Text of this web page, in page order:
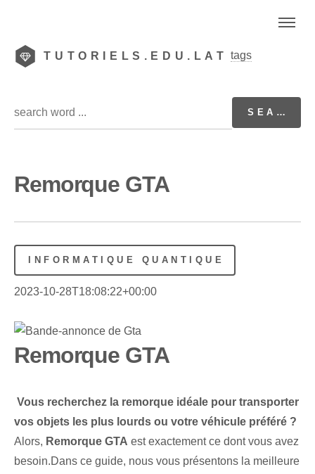
TUTORIELS.EDU.LAT tags
Remorque GTA
INFORMATIQUE QUANTIQUE
2023-10-28T18:08:22+00:00
Remorque GTA
Vous recherchez la remorque idéale pour transporter
vos objets les plus lourds ou votre véhicule préféré ?
Alors, Remorque GTA est exactement ce dont vous avez
besoin.Dans ce guide, nous vous présentons la meilleure